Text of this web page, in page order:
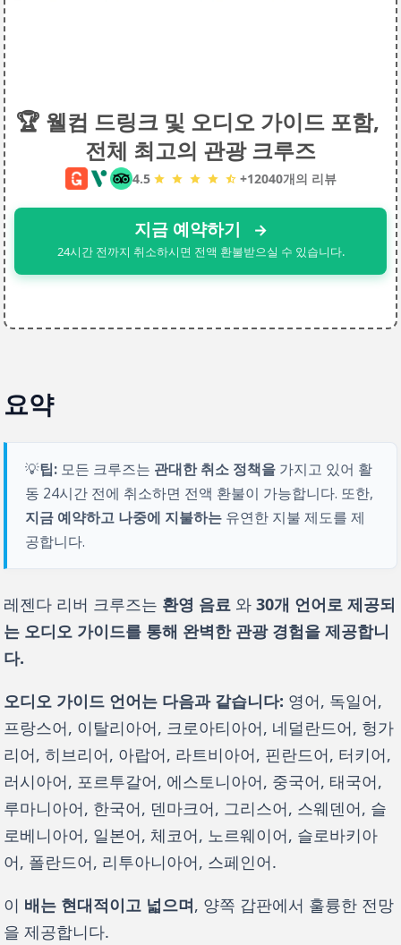
🏆 웰컴 드링크 및 오디오 가이드 포함,
전체 최고의 관광 크루즈
4.5 +12040개의 리뷰
지금 예약하기 →
24시간 전까지 취소하시면 전액 환불받으실 수 있습니다.
요약
💡팁: 모든 크루즈는 관대한 취소 정책을 가지고 있어 활
지금 예약하고 나중에 지불하는 유연한 지불 제도를 제
공합니다.
레젠다 리버 크루즈는 환영 음료 와 30개 언어로 제공되
는 오디오 가이드를 통해 완벽한 관광 경험을 제공합니
다.
오디오 가이드 언어는 다음과 같습니다: 영어, 독일어,
프랑스어, 이탈리아어, 크로아티아어, 네덜란드어, 헝가
리어, 히브리어, 아랍어, 라트비아어, 핀란드어, 터키어,
러시아어, 포르투갈어, 에스토니아어, 중국어, 태국어,
루마니아어, 한국어, 덴마크어, 그리스어, 스웨덴어, 슬
로베니아어, 일본어, 체코어, 노르웨이어, 슬로바키아
어, 폴란드어, 리투아니아어, 스페인어.
이 배는 현대적이고 넓으며, 양쪽 갑판에서 훌륭한 전망
을 제공합니다.